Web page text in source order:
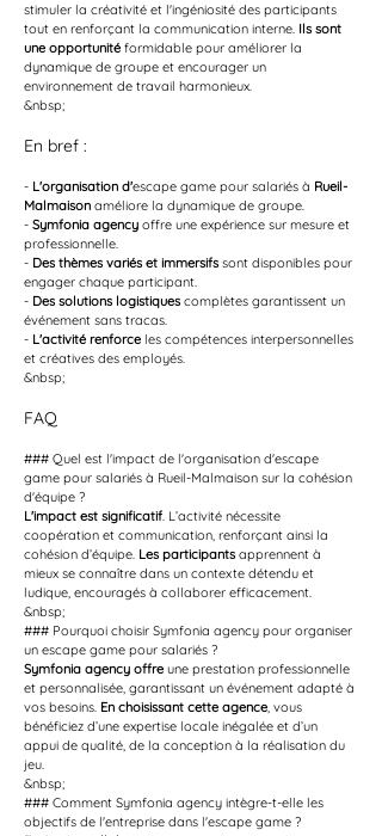
stimuler la créativité et l'ingéniosité des participants
tout en renforçant la communication interne. Ils sont
une opportunité formidable pour améliorer la
dynamique de groupe et encourager un
environnement de travail harmonieux.
&nbsp;
En bref :
- L'organisation d'escape game pour salariés à Rueil-
Malmaison améliore la dynamique de groupe.
- Symfonia agency offre une expérience sur mesure et
professionnelle.
- Des thèmes variés et immersifs sont disponibles pour
engager chaque participant.
- Des solutions logistiques complètes garantissent un
événement sans tracas.
- L'activité renforce les compétences interpersonnelles
et créatives des employés.
&nbsp;
FAQ
### Quel est l'impact de l'organisation d'escape
game pour salariés à Rueil-Malmaison sur la cohésion
d'équipe ?
L'impact est significatif. L’activité nécessite
coopération et communication, renforçant ainsi la
cohésion d’équipe. Les participants apprennent à
mieux se connaître dans un contexte détendu et
ludique, encouragés à collaborer efficacement.
&nbsp;
### Pourquoi choisir Symfonia agency pour organiser
un escape game pour salariés ?
Symfonia agency offre une prestation professionnelle
et personnalisée, garantissant un événement adapté à
vos besoins. En choisissant cette agence, vous
bénéficiez d’une expertise locale inégalée et d’un
appui de qualité, de la conception à la réalisation du
jeu.
&nbsp;
### Comment Symfonia agency intègre-t-elle les
objectifs de l'entreprise dans l'escape game ?